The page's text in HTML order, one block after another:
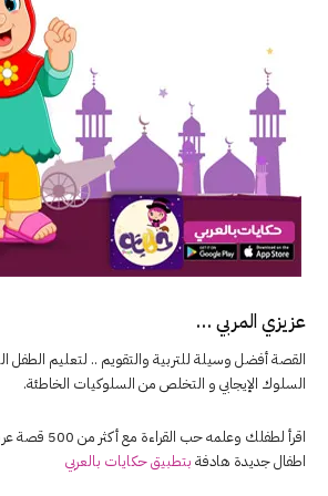
عزيزي المربي …
القصة أفضل وسيلة للتربية والتقويم .. لتعليم الطفل
السلوك الإيجابي و التخلص من السلوكيات الخاطئة.
اقرأ لطفلك
اطفال جديدة هادفة بتطبيق حكايات بالعربي